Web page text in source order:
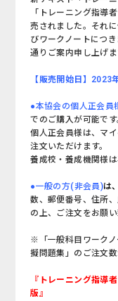
「トレーニング指導
売されました。それ
びワークノートにつ
通りご案内申し上げま
【販売開始日】2023
●本協会の個人正会員
でのご購入が可能です
個人正会員様は、マ
注文いただけます。
養成校・養成機関様
●一般の方(非会員)は、
数、郵便番号、住所
の上、ご注文をお願い
※「一般科目ワークノ
擬問題集」のご注文
『トレーニング指導
版』